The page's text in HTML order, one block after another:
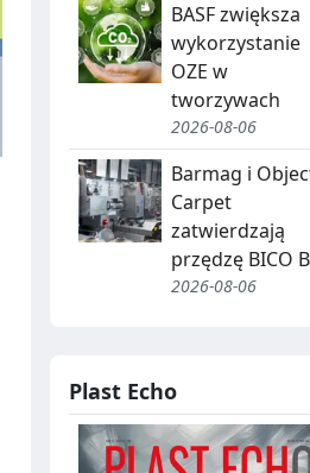
BASF zwiększa
wykorzystanie
OZE w
tworzywach
2026-08-06
Barmag i
Carpet
zatwierdzają
przędzę BICO
2026-08-06
Plast Echo